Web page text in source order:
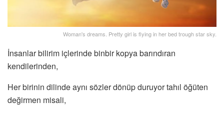
Woman's dreams. Pretty girl is flying in her bed trough star sky.
İnsanlar bilirim içlerinde binbir kopya barındıran
kendilerinden,
Her birinin dilinde aynı sözler dönüp duruyor tahıl öğüten
değirmen misali,